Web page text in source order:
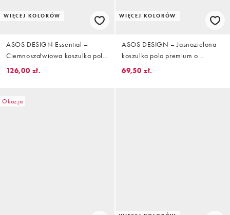
WIĘCEJ KOLORÓW
ASOS DESIGN Essential –
Ciemnoszałwiowa koszulka polo
o kroju podkreślającym sylwetkę
126,00 zł.
WIĘCEJ KOLORÓW
ASOS DESIGN – Jasnozielona
koszulka polo premium o
regularnym kroju z bawełny
69,50 zł.
Okazja